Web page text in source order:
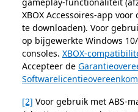
XBOX Accessoires-app
te downloaden). Voor
op bijgewerkte Windows
consoles. XBOX-
Accepteer de
[2] Voor gebruik met ABS-